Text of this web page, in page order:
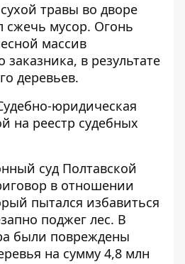
травы во дворе
сжечь мусор. Огонь
массив
заказника, в результате
деревьев.
юридическая
на реестр судебных
суд Полтавской
в отношении
пытался избавиться
поджег лес. В
были повреждены
на сумму 4,8 млн